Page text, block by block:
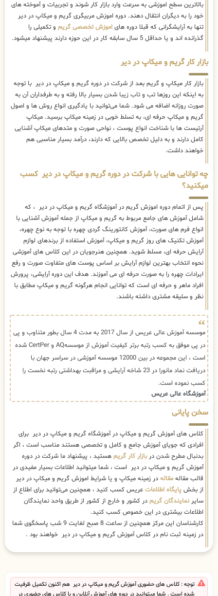
بالاترین سطح اموزشی به سرعت وارد بازار کار شوند و تجربیات و آموخته های
خود را به دیگران انتقال دهند. دوره اموزش مربیگری گریم و میکاپ در دیر
تنها به آرایشگرانی که قبلا دوره های اموزش تخصصی گریم و تکمیلی را
گذرانده اند و یا حداقل 5 سال سابقه کار در این حوزه دارند پیشنهاد میشود.
بازار کار گریم و میکاپ در دیر
بازار کار میکاپ و گریم بعد از شرکت در دوره گریم و میکاپ در دیر با توجه
به اینکه این روزها تب و تاب زیبا شدن بسیار بالا رفته و به طرفداران آن به
صورت روزانه اضافه می شود. شما می‌توانید با یادگیری انواع روش ها و اصول
گریم و میکاپ حرفه ای، به تسلط خوبی در زمینه میکاپ برسید. میکاپ
آرتیست ها با شناخت انواع پوست ، نواحی صورت و متدهای میکاپ آشنایی
کامل دارند و به دلیل تخصص بالایی که دارند، درآمد بسیار مناسبی هم
خواهند داشت.
چه توانایی هایی با شرکت در دوره گریم و میکاپ در دیر کسب
میکنید؟
پس از اتمام دوره اموزش گریم در آموزشگاه گریم و میکاپ در دیر ، که
شامل آموزش های جامع مربوط به گریم و میکاپ از جمله آموزش آشنایی با
انواع فرم های صورت، آموزش کانتورینگ گردی چهره با توجه به نوع چهره،
آموزش تکنیک های روز گریم و میکاپ، آموزش استفاده از برندهای لوازم
آرایش حرفه ای، مسلط شوید. همچنین هنرجویان در این کلاس های آموزشی
نحوه انتخاب بهترین لوازم آرایش بر اساس پوست های متفاوت صورت و رفع
ایرادات چهره را به صورت حرفه ای می آموزند. هدف این دوره آرایشی، پرورش
افراد ماهر و حرفه ای است که توانایی انجام هرگونه گریم و میکاپ مطابق با
نظر و سلیقه مشتری داشته باشند.
موسسه آموزش عالی عریس از سال 2017 به مدت 4 سال بطور متناوب و پی
در پی موفق به کسب رتبه برتر کیفیت آموزش از موسسهAQ و CertPer شده
است ، این مجموعه در بین 12000 موسسه آموزشی در سراسر جهان با
دریافت نماد مانورا در 23 شاخه آرایشی و مراقبت بهداشتی رتبه نخست را
کسب نموده است.
آموزشگاه عالی عریس
سخن پایانی
کلاس های آموزش گریم و میکاپ در آموزشگاه گریم و میکاپ در دیر برای
افرادی که جویای آموزش جامع و کامل و تخصصی هستند مناسب است ، اگر
بدنبال مطرح شدن دربازار کار گریم هستید ، پیشنهاد ما شرکت در دوره
آموزش گریم و میکاپ در دیر است ، شما میتوانید اطلاعات بسیار مفیدی در
قالب مقاله مقاله در زمینه میکاپ و یا شرایط اموزش گریم و میکاپ در دیر
از بخش پایگاه اطلاعات عریس کسب کنید ، همچنین می‌توانید برای اطلاع از
سایرنمایندگان گریم در کشور و خارج از کشور از طریق واحد نمایندگان
اطلاعات بیشتری در این خصوص کسب کنید.
کارشناسان این مرکز همچنین از ساعت 8 صبح لغایت 9 شب پاسخگوی شما
در زمینه ثبت نام در کلاس آموزش گریم و میکاپ در دیر خواهند بود .
توجه : کلاس های حضوری آموزش گریم و میکاپ در دیر هم اکنون تکمیل ظرفیت
شده است . شما میتوانید در دوره های آموزش آنلاین و یا کلاس های حضوری در